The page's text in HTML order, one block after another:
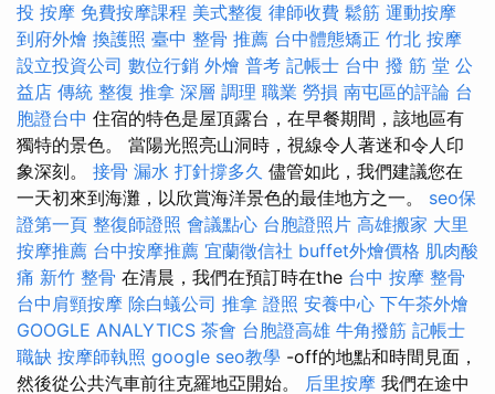
投 按摩 免費按摩課程 美式整復 律師收費 鬆筋 運動按摩
到府外燴 換護照 臺中 整骨 推薦 台中體態矯正 竹北 按摩
設立投資公司 數位行銷 外燴 普考 記帳士 台中 撥 筋 堂 公
益店 傳統 整復 推拿 深層 調理 職業 勞損 南屯區的評論 台
胞證台中 住宿的特色是屋頂露台，在早餐期間，該地區有
獨特的景色。 當陽光照亮山洞時，視線令人著迷和令人印
象深刻。 接骨 漏水 打針撐多久 儘管如此，我們建議您在
一天初來到海灘，以欣賞海洋景色的最佳地方之一。 seo保
證第一頁 整復師證照 會議點心 台胞證照片 高雄搬家 大里
按摩推薦 台中按摩推薦 宜蘭徵信社 buffet外燴價格 肌肉酸
痛 新竹 整骨 在清晨，我們在預訂時在the 台中 按摩 整骨
台中肩頸按摩 除白蟻公司 推拿 證照 安養中心 下午茶外燴
GOOGLE ANALYTICS 茶會 台胞證高雄 牛角撥筋 記帳士
職缺 按摩師執照 google seo教學 -off的地點和時間見面，
然後從公共汽車前往克羅地亞開始。 后里按摩 我們在途中